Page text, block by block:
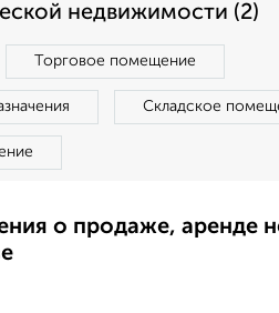
недвижимости (2)
Торговое помещение
Складское
о продаже, аренде